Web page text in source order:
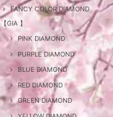
FANCY COLOR DIAMOND
【GIA 】
PINK DIAMOND
PURPLE DIAMOND
BLUE DIAMOND
RED DIAMOND
GREEN DIAMOND